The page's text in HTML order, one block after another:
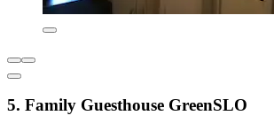
5. Family Guesthouse GreenSLO